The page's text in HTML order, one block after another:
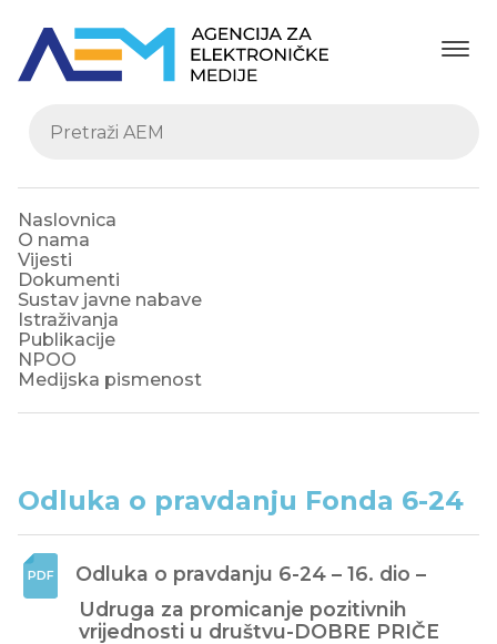
Naslovnica
O nama
Vijesti
Dokumenti
Sustav javne nabave
Istraživanja
Publikacije
NPOO
Medijska pismenost
Odluka o pravdanju Fonda 6-24
Odluka o pravdanju 6-24 – 16. dio –
Udruga za promicanje pozitivnih
vrijednosti u društvu-DOBRE PRIČE